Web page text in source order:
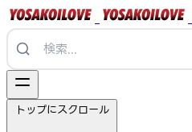
トップにスクロール